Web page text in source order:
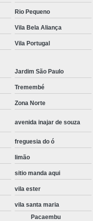
de Lavar Roupa
Maquina de Lavar Roupa
de Lavar Samsung
Lavar Roupa
Maquina de
Lava e Seca Samsung
Lava e Seca
Samsung Lava e
Samsung Instalação
Manutenção de
de Fogão
Rio Pequeno
Vila Bela Aliança
Vila Portugal
Jardim São Paulo
Tremembé
Zona Norte
avenida inajar de souza
freguesia do ó
limão
sitio manda aqui
vila ester
vila santa maria
Pacaembu